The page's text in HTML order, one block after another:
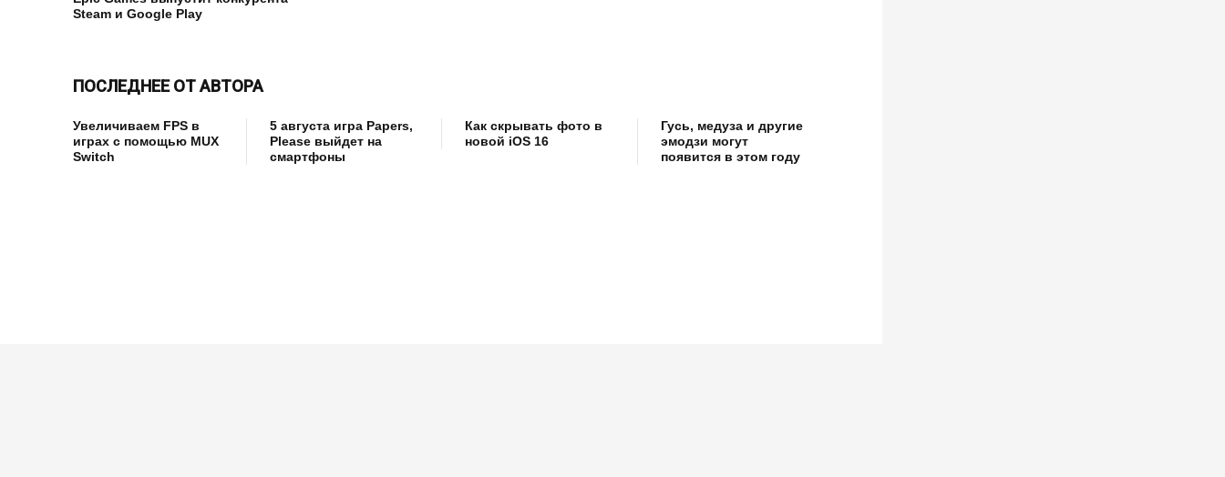
Steam и Google Play
ПОСЛЕДНЕЕ ОТ АВТОРА
Увеличиваем FPS в
играх с помощью MUX
Switch
5 августа игра Papers,
Please выйдет на
смартфоны
Как скрывать фото в
новой iOS 16
Гусь, медуза и другие
эмодзи могут
появится в этом году